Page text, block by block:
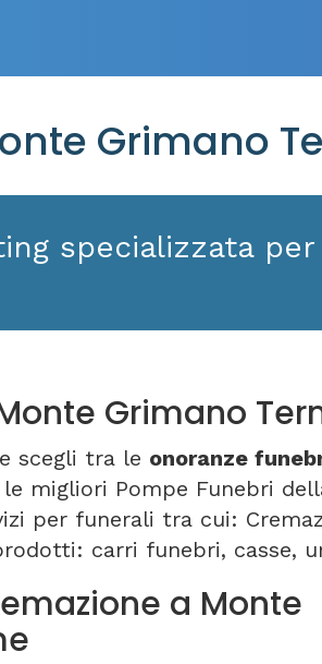
Grimano
specializzata
Grimano
scegli tra le onoranze
migliori Pompe Funebri
per funerali tra cui:
carri funebri, casse,
a Monte